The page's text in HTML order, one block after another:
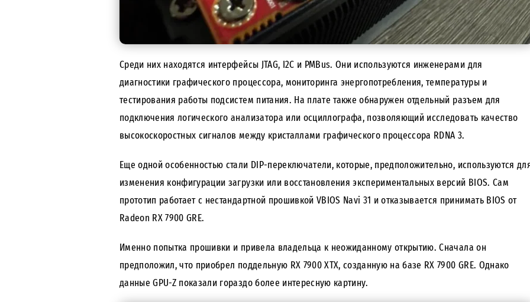
Среди них находятся интерфейсы JTAG, I2C и PMBus. Они используются инженерами для
диагностики графического процессора, мониторинга энергопотребления, температуры и
тестирования работы подсистем питания. На плате также обнаружен отдельный разъем для
подключения логического анализатора или осциллографа, позволяющий исследовать качество
высокоскоростных сигналов между кристаллами графического процессора RDNA 3.
Еще одной особенностью стали DIP-переключатели, которые, предположительно, используются
изменения конфигурации загрузки или восстановления экспериментальных версий BIOS. Сам
прототип работает с нестандартной прошивкой VBIOS Navi 31 и отказывается принимать BIOS от
Radeon RX 7900 GRE.
Именно попытка прошивки и привела владельца к неожиданному открытию. Сначала он
предположил, что приобрел поддельную RX 7900 XTX, созданную на базе RX 7900 GRE. Однако
данные GPU-Z показали гораздо более интересную картину.